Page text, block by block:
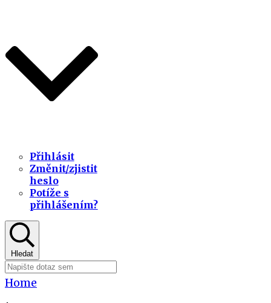
Přihlásit
Změnit/zjistit
heslo
Potíže s
přihlášením?
Hledat
Home